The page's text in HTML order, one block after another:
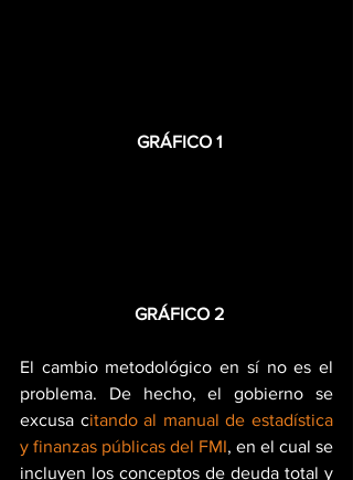
GRÁFICO 1
GRÁFICO 2
El cambio metodológico en sí no es el
problema. De hecho, el gobierno se
excusa citando al manual de estadística
y finanzas públicas del FMI, en el cual se
incluyen los conceptos de deuda total y